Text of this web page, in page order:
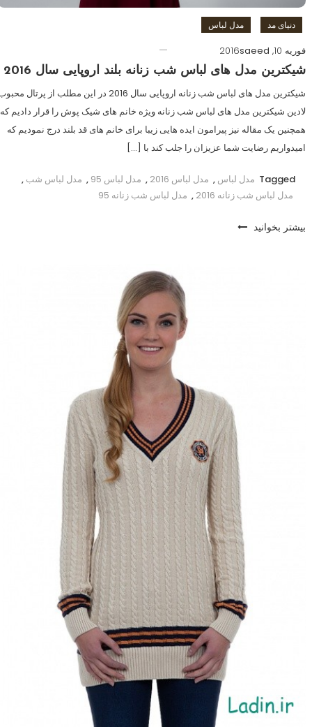
دنیای مد مدل لباس
فوریه 10, 2016
saeed
شیکترین مدل های لباس شب زنانه بلند اروپایی سال 2016
شیکترین مدل های لباس شب زنانه اروپایی سال 2016 در این مطلب از پرتال
لادین شیکترین مدل های لباس شب زنانه ویژه خانم های شیک پوش را قرار دادیم که
همچنین یک مقاله نیز پیرامون ایده هایی زیبا برای خانم های قد بلند درج نمودیم که
امیدواریم رضایت شما عزیزان را جلب کند با […]
Tagged مدل لباس , مدل لباس 2016 , مدل لباس 95 , مدل لباس شب ,
مدل لباس شب زنانه 2016
, مدل لباس شب زنانه 95
بیشتر بخوانید